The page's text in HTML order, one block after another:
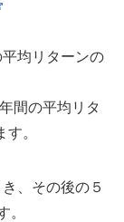
均リターンの
間の平均リタ
。
、その後の５
。